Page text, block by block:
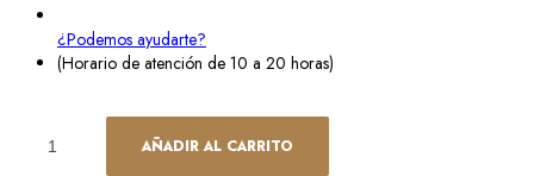
¿Podemos ayudarte?
(Horario de atención de 10 a 20 horas)
AÑADIR AL CARRITO